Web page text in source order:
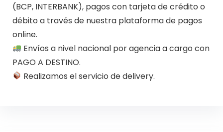
(BCP, INTERBANK), pagos con tarjeta de crédito o
débito a través de nuestra plataforma de pagos
online.
Envíos a nivel nacional por agencia a cargo con
PAGO A DESTINO.
Realizamos el servicio de delivery.